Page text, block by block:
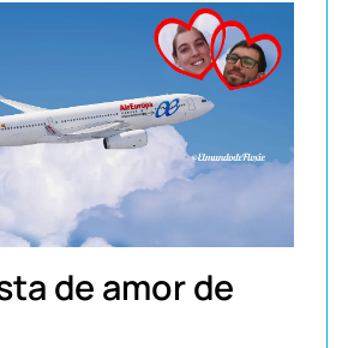
de amor de